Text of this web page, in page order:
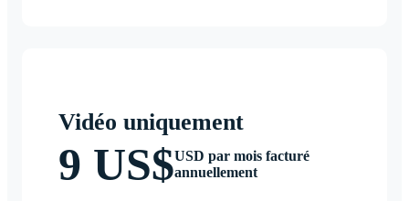
Vidéo uniquement
9 US$USD par mois facturé
annuellement